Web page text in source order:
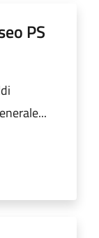
PS